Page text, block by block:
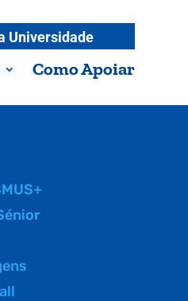
Universidade
Como Apoiar